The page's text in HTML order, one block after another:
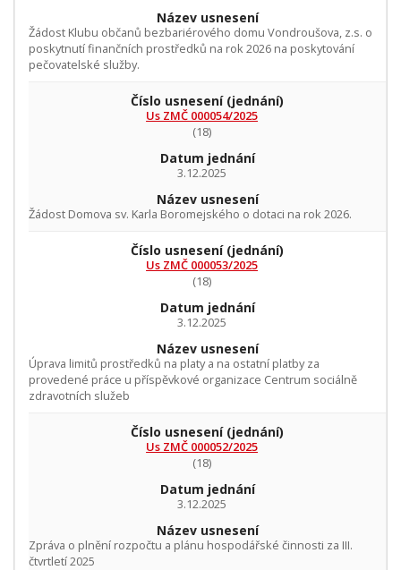
Název usnesení
Žádost Klubu občanů bezbariérového domu Vondroušova, z.s. o
poskytnutí finančních prostředků na rok 2026 na poskytování
pečovatelské služby.
Číslo usnesení(jednání)
Us ZMČ 000054/2025
(18)
Datum jednání
3.12.2025
Název usnesení
Žádost Domova sv. Karla Boromejského o dotaci na rok 2026.
Číslo usnesení(jednání)
Us ZMČ 000053/2025
(18)
Datum jednání
3.12.2025
Název usnesení
Úprava limitů prostředků na platy a na ostatní platby za
provedené práce u příspěvkové organizace Centrum sociálně
zdravotních služeb
Číslo usnesení(jednání)
Us ZMČ 000052/2025
(18)
Datum jednání
3.12.2025
Název usnesení
Zpráva o plnění rozpočtu a plánu hospodářské činnosti za III.
čtvrtletí 2025